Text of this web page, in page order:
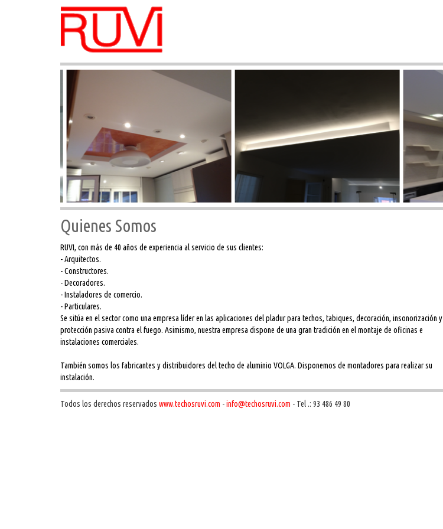
Quienes Somos
RUVI, con más de 40 años de experiencia al servicio de sus clientes:
- Arquitectos.
- Constructores.
- Decoradores.
- Instaladores de comercio.
- Particulares.
Se sitúa en el sector como una empresa líder en las aplicaciones del pladur para techos, tabiques, decoración, insonorización y
protección pasiva contra el fuego. Asimismo, nuestra empresa dispone de una gran tradición en el montaje de oficinas e
instalaciones comerciales.
También somos los fabricantes y distribuidores del techo de aluminio VOLGA. Disponemos de montadores para realizar su
instalación.
Todos los derechos reservados www.techosruvi.com -info@techosruvi.com - Tel .: 93 486 49 80